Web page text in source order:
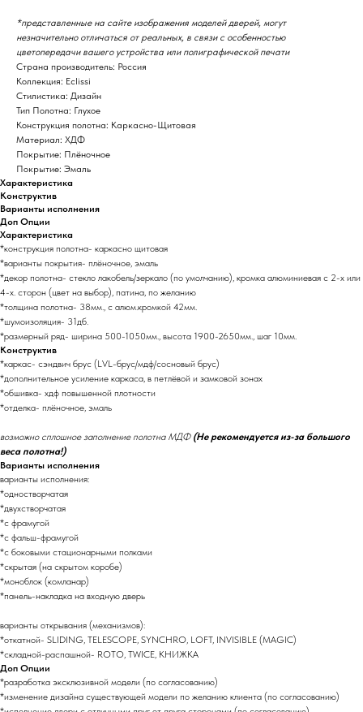
*представленные на сайте изображения моделей дверей, могут
незначительно отличаться от реальных, в связи с особенностью
цветопередачи вашего устройства или полиграфической печати
Страна производитель: Россия
Коллекция: Eclissi
Стилистика: Дизайн
Тип Полотна: Глухое
Конструкция полотна: Каркасно-Щитовая
Материал: ХДФ
Покрытие: Плёночное
Покрытие: Эмаль
Характеристика
Конструктив
Варианты исполнения
Доп Опции
Характеристика
*конструкция полотна- каркасно щитовая
*варианты покрытия- плёночное, эмаль
*декор полотна- стекло лакобель/зеркало (по умолчанию), кромка алюминиевая с 2-х или
4-х. сторон (цвет на выбор), патина, по желанию
*толщина полотна- 38мм., с алюм.кромкой 42мм.
*шумоизоляция- 31дб.
*размерный ряд- ширина 500-1050мм., высота 1900-2650мм., шаг 10мм.
Конструктив
*каркас- сэндвич брус (LVL-брус/мдф/сосновый брус)
*дополнительное усиление каркаса, в петлёвой и замковой зонах
*обшивка- хдф повышенной плотности
*отделка- плёночное, эмаль
возможно сплошное заполнение полотна МДФ (Не рекомендуется из-за большого
веса полотна!)
Варианты исполнения
варианты исполнения:
*одностворчатая
*двухстворчатая
*с фрамугой
*с фальш-фрамугой
*с боковыми стационарными полками
*скрытая (на скрытом коробе)
*моноблок (комланар)
*панель-накладка на входную дверь
варианты открывания (механизмов):
*откатной- SLIDING, TELESCOPE, SYNCHRO, LOFT, INVISIBLE (MAGIC)
*складной-распашной- ROTO, TWICE, КНИЖКА
Доп Опции
*разработка эксклюзивной модели (по согласованию)
*изменение дизайна существующей модели по желанию клиента (по согласованию)